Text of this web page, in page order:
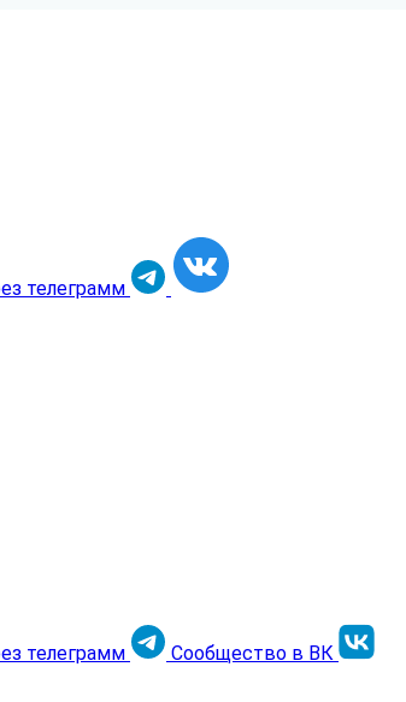
телеграмм
телеграмм Сообщество в ВК